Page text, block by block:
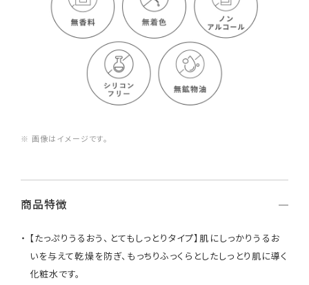
※ 画像はイメージです。
商品特徴
【たっぷりうるおう、とてもしっとりタイプ】肌にしっかりうるお
いを与えて乾燥を防ぎ、もっちりふっくらとしたしっとり肌に導く
化粧水です。